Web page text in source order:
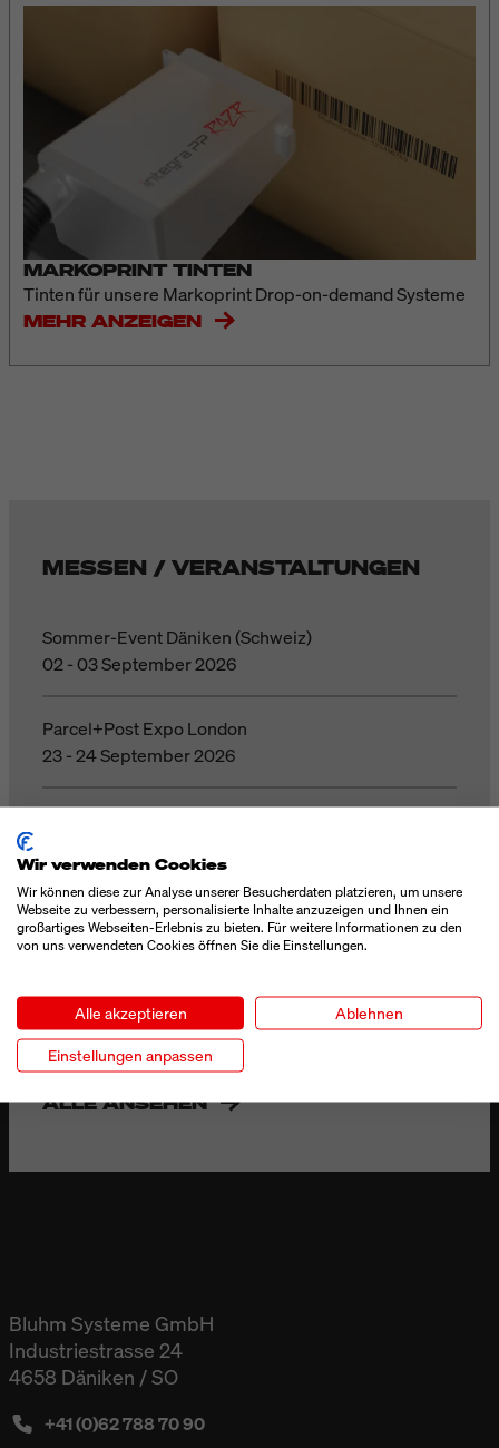
MARKOPRINT TINTEN
Tinten für unsere Markoprint Drop-on-demand Systeme
MEHR ANZEIGEN
MESSEN / VERANSTALTUNGEN
Sommer-Event Däniken (Schweiz)
02 - 03 September 2026
Parcel+Post Expo London
23 - 24 September 2026
all about automation Düsseldorf
14 - 15 Oktober 2026
BrauBeviale Nürnberg
10 - 12 November 2026
ALLE ANSEHEN
Bluhm Systeme GmbH
Industriestrasse 24
4658 Däniken / SO
+41 (0)62 788 70 90
Wir verwenden Cookies
Wir können diese zur Analyse unserer Besucherdaten platzieren, um unsere
Webseite zu verbessern, personalisierte Inhalte anzuzeigen und Ihnen ein
großartiges Webseiten-Erlebnis zu bieten. Für weitere Informationen zu den
von uns verwendeten Cookies öffnen Sie die Einstellungen.
Alle akzeptieren Ablehnen
Einstellungen anpassen